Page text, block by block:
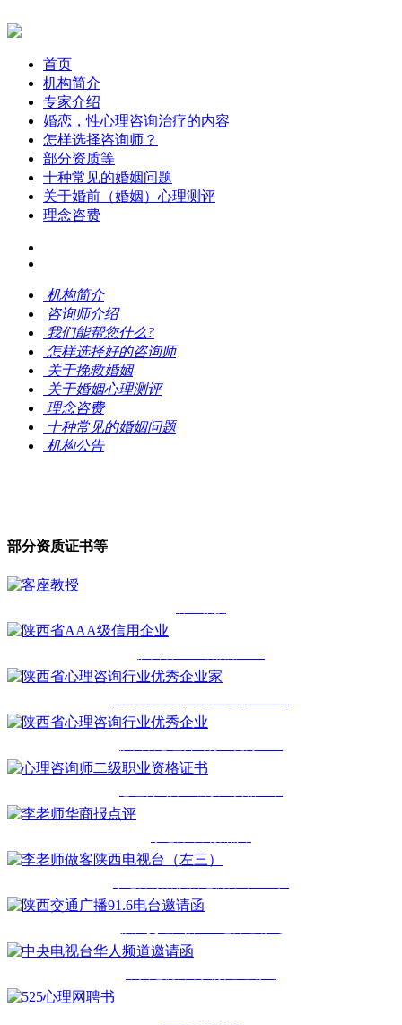
首页
机构简介
专家介绍
婚恋，性心理咨询治疗的内容
怎样选择咨询师？
部分资质等
十种常见的婚姻问题
关于婚前（婚姻）心理测评
理念咨费
机构简介
咨询师介绍
我们能帮您什么?
怎样选择好的咨询师
关于挽救婚姻
关于婚姻心理测评
理念咨费
十种常见的婚姻问题
机构公告
部分资质证书等